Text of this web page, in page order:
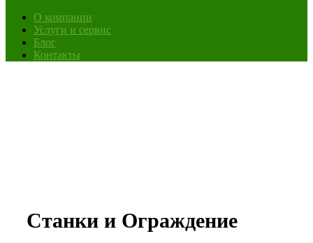
О компании
Услуги и сервис
Блог
Контакты
Станки и Ограждение